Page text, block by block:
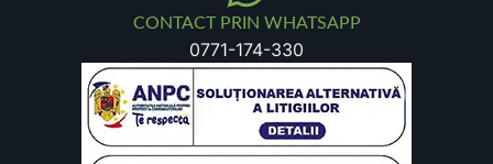
CONTACT PRIN WHATSAPP
0771-174-330